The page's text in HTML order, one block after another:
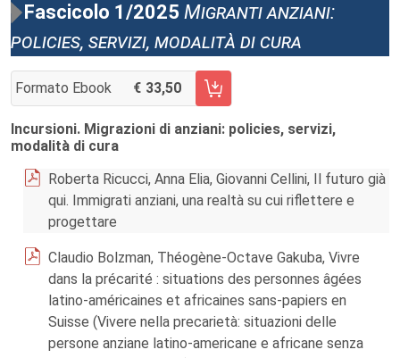
Fascicolo 1/2025 Migranti anziani:
policies, servizi, modalità di cura
Formato Ebook 33,50
AGGIUNGI AL CARRELLO FASCICOLO 1/2025
Incursioni. Migrazioni di anziani: policies, servizi,
modalità di cura
Roberta Ricucci, Anna Elia, Giovanni Cellini, Il futuro già
qui. Immigrati anziani, una realtà su cui riflettere e
progettare
Claudio Bolzman, Théogène-Octave Gakuba, Vivre
dans la précarité : situations des personnes âgées
latino-américaines et africaines sans-papiers en
Suisse (Vivere nella precarietà: situazioni delle
persone anziane latino-americane e africane senza